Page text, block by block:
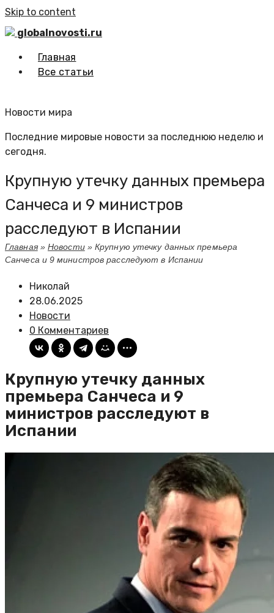
Skip to content
globalnovosti.ru
Главная
Все статьи
Новости мира
Последние мировые новости за последнюю неделю и
сегодня.
Крупную утечку данных премьера
Санчеса и 9 министров
расследуют в Испании
Главная»Новости»Крупную утечку данных премьера
Санчеса и 9 министров расследуют в Испании
Николай
28.06.2025
Новости
0 Комментариев
Крупную утечку данных
премьера Санчеса и 9
министров расследуют в
Испании